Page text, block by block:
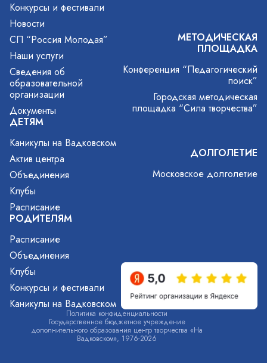
Конкурсы и фестивали
Новости
СП “Россия Молодая”
Наши услуги
Сведения об
образовательной
организации
Документы
ДЕТЯМ
Каникулы на Вадковском
Актив центра
Объединения
Клубы
Расписание
РОДИТЕЛЯМ
Расписание
Объединения
Клубы
Конкурсы и фестивали
Каникулы на Вадковском
МЕТОДИЧЕСКАЯ
ПЛОЩАДКА
Конференция “Педагогический
поиск”
Городская методическая
площадка “Сила творчества”
ДОЛГОЛЕТИЕ
Московское долголетие
Государственное бюджетное учреждение
дополнительного образования центр творчества «На
Вадковском», 1976-2026
Политика конфиденциальности